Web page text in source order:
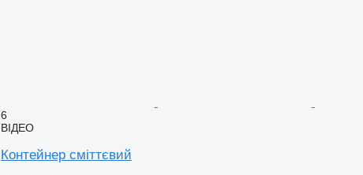
6
ВІДЕО
Контейнер сміттєвий